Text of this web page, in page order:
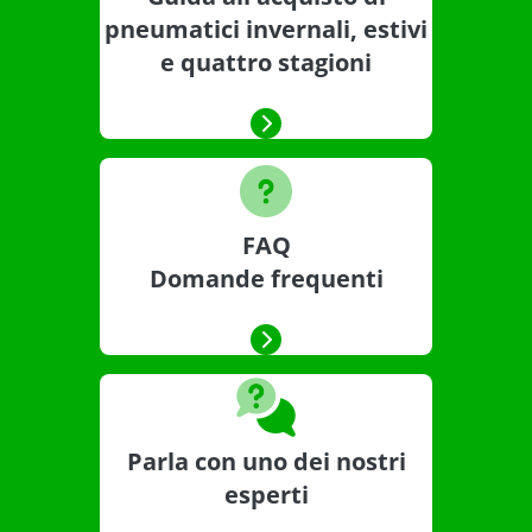
pneumatici invernali, estivi
e quattro stagioni
FAQ
Domande frequenti
Parla con uno dei nostri
esperti